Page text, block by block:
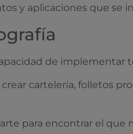
aplicaciones que se
de
cartelería, folletos
para encontrar el que